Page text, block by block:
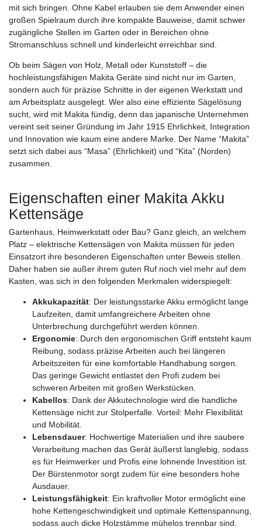
mit sich bringen. Ohne Kabel erlauben sie dem Anwender einen
großen Spielraum durch ihre kompakte Bauweise, damit schwer
zugängliche Stellen im Garten oder in Bereichen ohne
Stromanschluss schnell und kinderleicht erreichbar sind.
Ob beim Sägen von Holz, Metall oder Kunststoff – die
hochleistungsfähigen Makita Geräte sind nicht nur im Garten,
sondern auch für präzise Schnitte in der eigenen Werkstatt und
am Arbeitsplatz ausgelegt. Wer also eine effiziente Sägelösung
sucht, wird mit Makita fündig, denn das japanische Unternehmen
vereint seit seiner Gründung im Jahr 1915 Ehrlichkeit, Integration
und Innovation wie kaum eine andere Marke. Der Name “Makita”
setzt sich dabei aus “Masa” (Ehrlichkeit) und “Kita” (Norden)
zusammen.
Eigenschaften einer Makita Akku
Kettensäge
Gartenhaus, Heimwerkstatt oder Bau? Ganz gleich, an welchem
Platz – elektrische Kettensägen von Makita müssen für jeden
Einsatzort ihre besonderen Eigenschaften unter Beweis stellen.
Daher haben sie außer ihrem guten Ruf noch viel mehr auf dem
Kasten, was sich in den folgenden Merkmalen widerspiegelt:
Akkukapazität: Der leistungsstarke Akku ermöglicht lange
Laufzeiten, damit umfangreichere Arbeiten ohne
Unterbrechung durchgeführt werden können.
Ergonomie: Durch den ergonomischen Griff entsteht kaum
Reibung, sodass präzise Arbeiten auch bei längeren
Arbeitszeiten für eine komfortable Handhabung sorgen.
Das geringe Gewicht entlastet den Profi zudem bei
schweren Arbeiten mit großen Werkstücken.
Kabellos: Dank der Akkutechnologie wird die handliche
Kettensäge nicht zur Stolperfalle. Vorteil: Mehr Flexibilität
und Mobilität.
Lebensdauer: Hochwertige Materialien und ihre saubere
Verarbeitung machen das Gerät äußerst langlebig, sodass
es für Heimwerker und Profis eine lohnende Investition ist.
Der Bürstenmotor sorgt zudem für eine besonders hohe
Ausdauer.
Leistungsfähigkeit: Ein kraftvoller Motor ermöglicht eine
hohe Kettengeschwindigkeit und optimale Kettenspannung,
sodass auch dicke Holzstämme mühelos trennbar sind.